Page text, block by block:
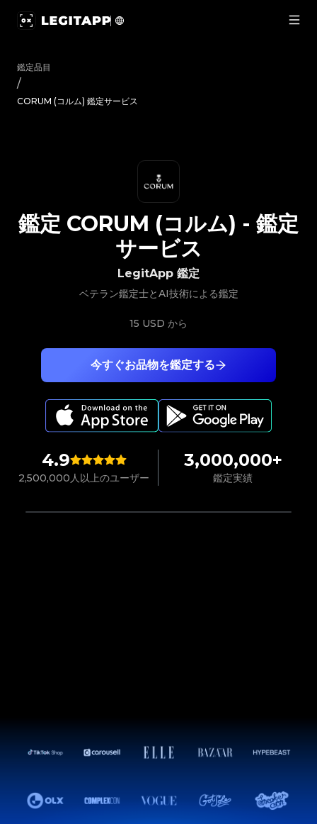
鑑定品目
/
CORUM (コルム) 鑑定サービス
4.9
2,500,000人以上のユーザー
3,000,000+
鑑定実績
今すぐお品物を鑑定する
LegitApp 鑑定
ベテラン鑑定士とAI技術による鑑定
15 USD から
鑑定 CORUM (コルム) - 鑑定
サービス